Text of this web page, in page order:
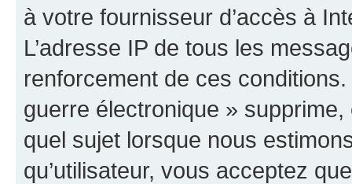
à votre fournisseur d’accès à
L’adresse IP de tous les
renforcement de ces
guerre électronique »
quel sujet lorsque nous
qu’utilisateur, vous acceptez